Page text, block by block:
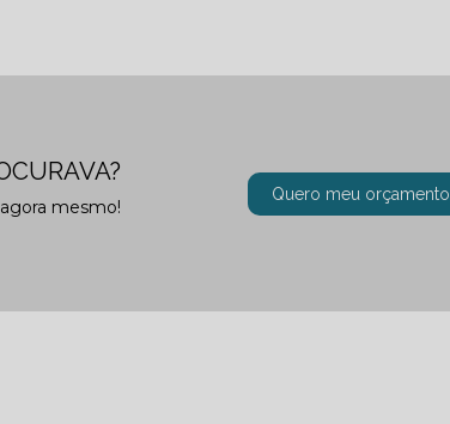
mesmo!
Quero meu orçamento